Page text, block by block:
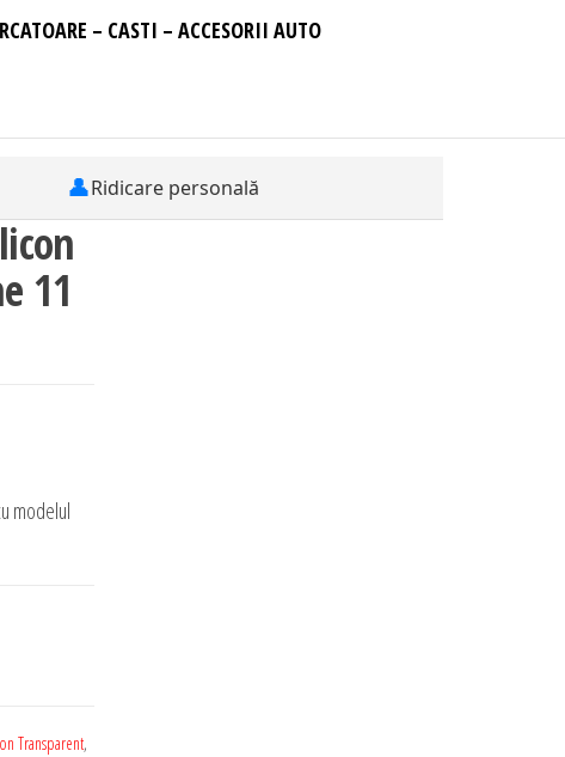
– CASTI – ACCESORII AUTO
👤Ridicare personală
11
modelul
Transparent,